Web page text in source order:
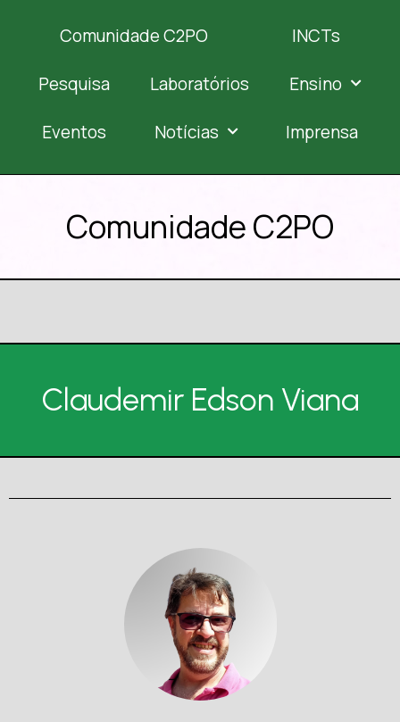
Comunidade C2PO INCTs
Pesquisa Laboratórios Ensino
Eventos Notícias Imprensa
Comunidade C2PO
Claudemir Edson Viana